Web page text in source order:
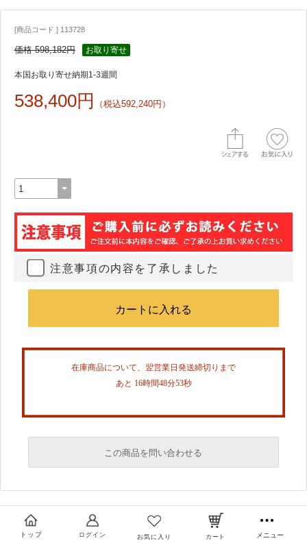
[商品コード ] 113728
価格 598,182円 お取り寄せ
本国お取り寄せ納期1-3週間
538,400円 （税込592,240円）
注意事項の内容を了承しました
在庫商品について、翌営業日発送締切りまで
あと 16時間48分52秒
この商品を問い合わせる
トップ ログイン お気に入り カート メニュー